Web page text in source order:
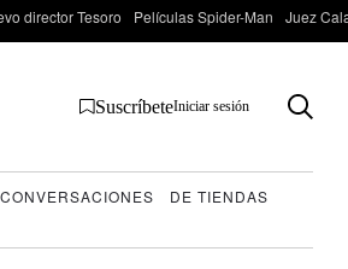
director Tesoro Películas Spider-Man Juez
SuscríbeteIniciar sesión
CONVERSACIONES
DE TIENDAS